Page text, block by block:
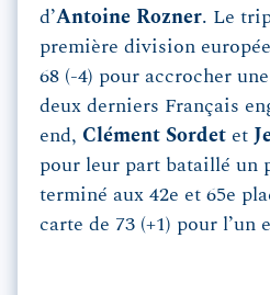
d’Antoine Rozner. Le
première division
68 (-4) pour accrocher
deux derniers Français
end, Clément Sordet et
pour leur part bataillé un
terminé aux 42e et 65e
carte de 73 (+1) pour l’un